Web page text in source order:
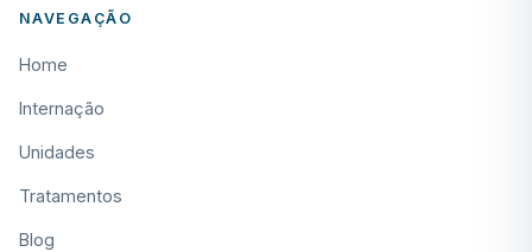
NAVEGAÇÃO
Home
Internação
Unidades
Tratamentos
Blog